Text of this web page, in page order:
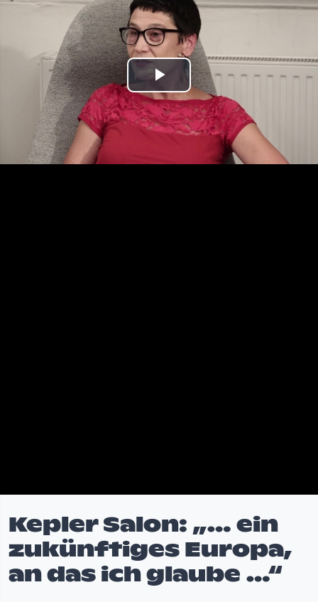
Play
Video
Kepler Salon: „… ein
zukünftiges Europa,
an das ich glaube …“